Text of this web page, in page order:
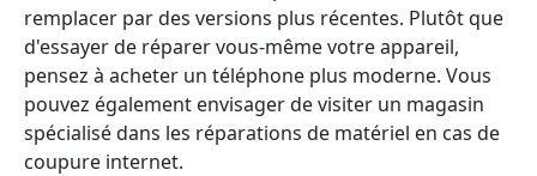
remplacer par des versions plus récentes. Plutôt que
d'essayer de réparer vous-même votre appareil,
pensez à acheter un téléphone plus moderne. Vous
pouvez également envisager de visiter un magasin
spécialisé dans les réparations de matériel en cas de
coupure internet.